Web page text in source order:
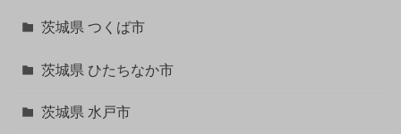
茨城県 つくば市
茨城県 ひたちなか市
茨城県 水戸市